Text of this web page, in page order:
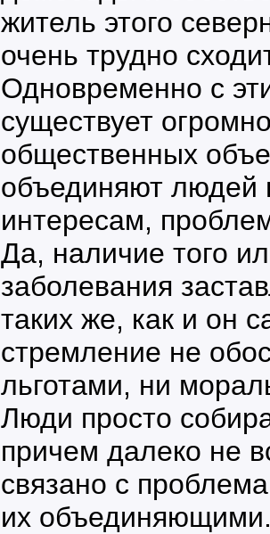
житель этого
очень трудно
Одновременно с
существует
общественных
объединяют людей
интересам,
Да, наличие того
заболевания
таких же, как и он
стремление не
льготами, ни
Люди просто
причем далеко не
связано с
их